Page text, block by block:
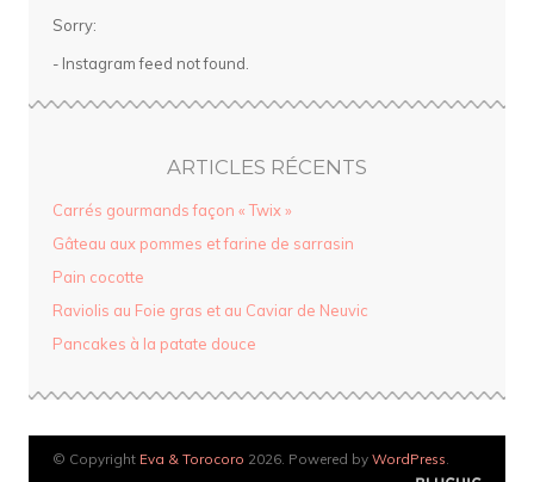
Sorry:
- Instagram feed not found.
ARTICLES RÉCENTS
Carrés gourmands façon « Twix »
Gâteau aux pommes et farine de sarrasin
Pain cocotte
Raviolis au Foie gras et au Caviar de Neuvic
Pancakes à la patate douce
© Copyright Eva & Torocoro 2026. Powered by WordPress.